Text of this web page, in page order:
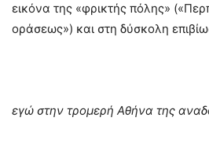
εικόνα της «φρικτής πόλης»
οράσεως») και στη δύσκολη
εγώ στην τρομερή Αθήνα της